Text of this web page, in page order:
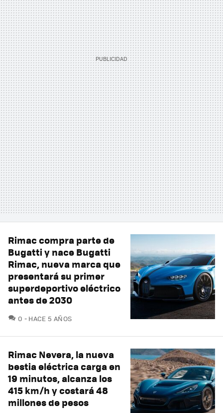
Rimac compra parte de
Bugatti y nace Bugatti
Rimac, nueva marca que
presentará su primer
superdeportivo eléctrico
antes de 2030
0 COMENTARIOS
HACE 5 AÑOS
Rimac Nevera, la nueva
bestia eléctrica carga en
19 minutos, alcanza los
415 km/h y costará 48
millones de pesos